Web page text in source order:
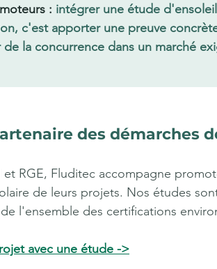
: intégrer une étude
c'est apporter une preuve
la concurrence dans un marché
des démarches
et RGE, Fluditec accompagne
de leurs projets. Nos études
l'ensemble des certifications
avec une étude ->